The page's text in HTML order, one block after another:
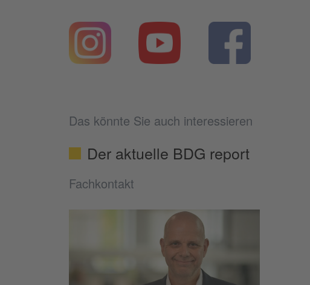
Das könnte Sie auch interessieren
Der aktuelle BDG report
Fachkontakt